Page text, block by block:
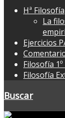
Hª Filosofía
La
Ejercicios
Filosofía 1º
Filosofía
Buscar